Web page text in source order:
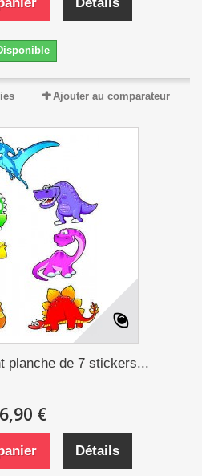
Ajouter au comparateur
planche de 7 stickers...
6,90 €
Détails